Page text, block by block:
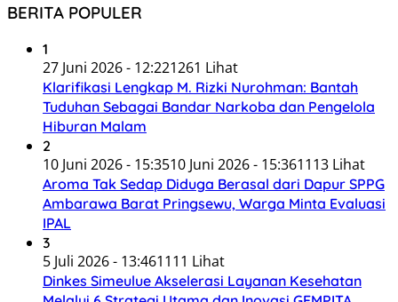
BERITA POPULER
1
27 Juni 2026 - 12:221261 Lihat
Klarifikasi Lengkap M. Rizki Nurohman: Bantah
Tuduhan Sebagai Bandar Narkoba dan Pengelola
Hiburan Malam
2
10 Juni 2026 - 15:3510 Juni 2026 - 15:361113 Lihat
Aroma Tak Sedap Diduga Berasal dari Dapur SPPG
Ambarawa Barat Pringsewu, Warga Minta Evaluasi
IPAL
3
5 Juli 2026 - 13:461111 Lihat
Dinkes Simeulue Akselerasi Layanan Kesehatan